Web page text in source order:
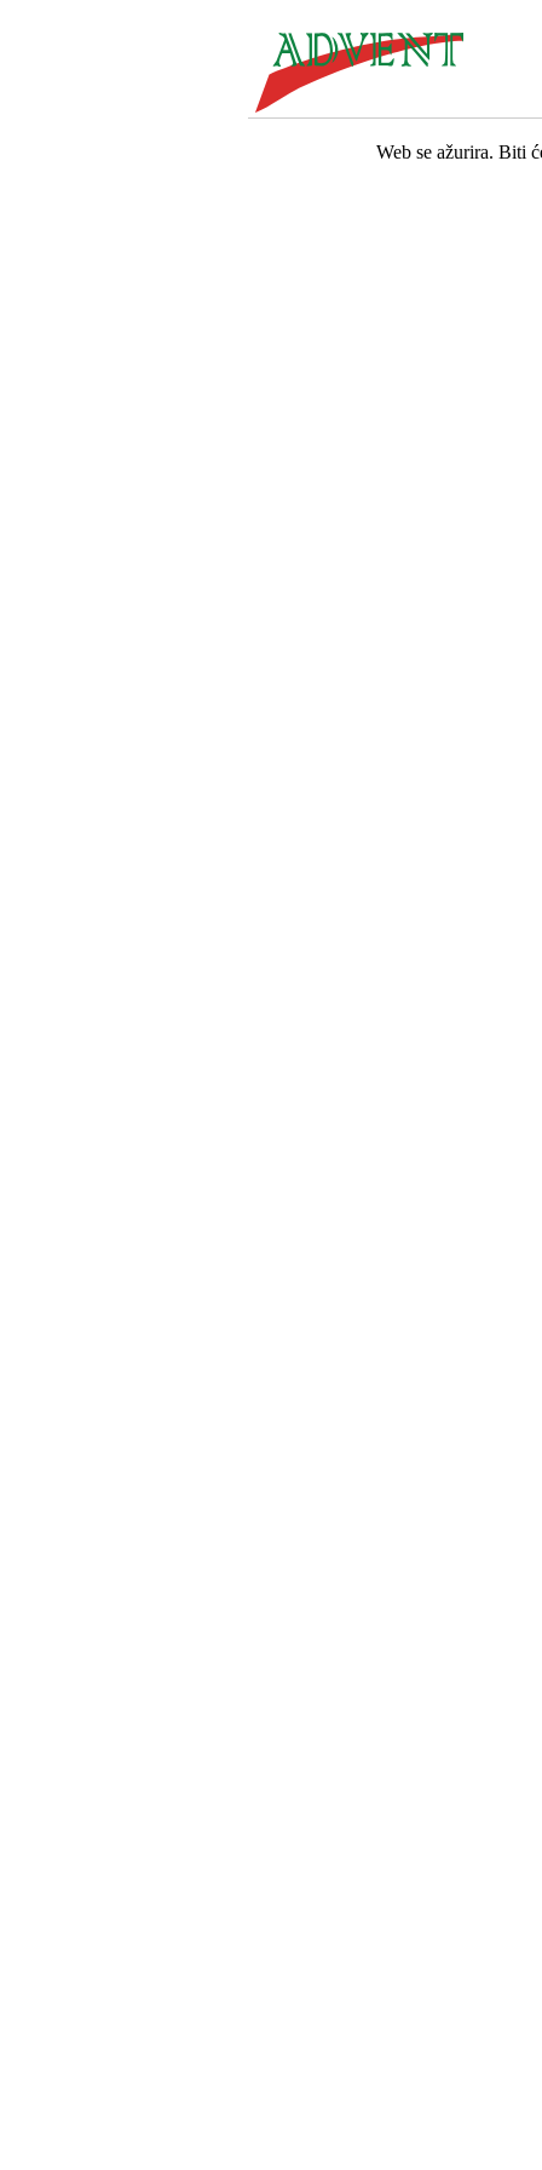
Web se ažurira. Biti